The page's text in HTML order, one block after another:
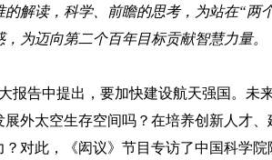
的解读，科学、前瞻的思考，为站在“两
为迈向第二个百年目标贡献智慧力量。
告中提出，要加快建设航天强国。未
展外太空生存空间吗？在培养创新人才
？对此，《闳议》节目专访了中国科学